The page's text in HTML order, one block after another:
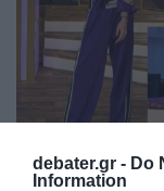
debater.gr - Do
Information